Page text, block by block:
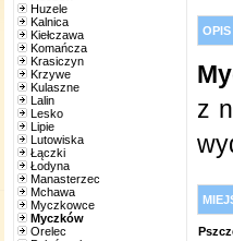
Huzele
Kalnica
Kiełczawa
Komańcza
Krasiczyn
Krzywe
Kulaszne
Lalin
Lesko
Lipie
Lutowiska
Łączki
Łodyna
Manasterzec
Mchawa
Myczkowce
Myczków
Orelec
OPIS
z